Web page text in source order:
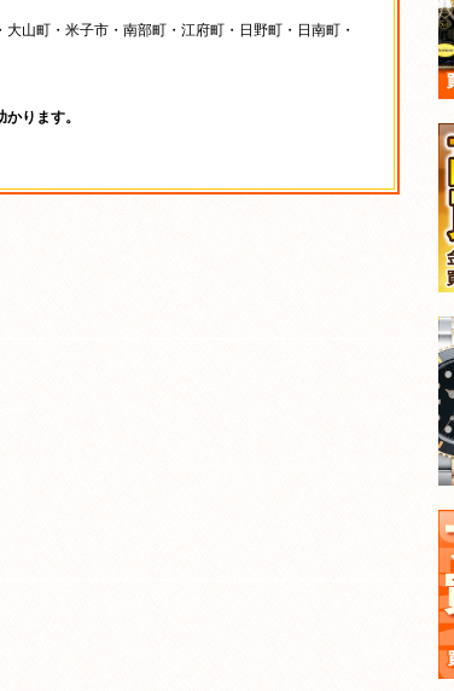
町・米子市・南部町・江府町・日野町・日南町・
ります。